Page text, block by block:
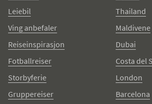
Leiebil
Ving anbefaler
Reiseinspirasjon
Fotballreiser
Storbyferie
Gruppereiser
Thailand
Maldivene
Dubai
Costa del
London
Barcelona